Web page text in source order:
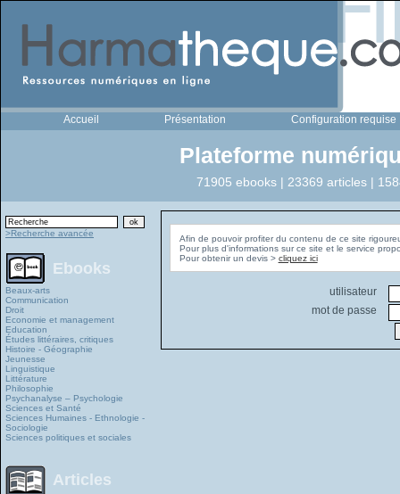
Accueil Présentation Configuration requise
Plateforme
71905 ebooks | 23369 articles |
>Recherche avancée
Ebooks
Beaux-arts
Communication
Droit
Economie et management
Education
Études littéraires, critiques
Histoire - Géographie
Jeunesse
Linguistique
Littérature
Philosophie
Psychanalyse – Psychologie
Sciences et Santé
Sciences Humaines - Ethnologie -
Sociologie
Sciences politiques et sociales
Articles
Afin de pouvoir profiter du contenu de ce site
Pour plus d'informations sur ce site et le service
Pour obtenir un devis > cliquez ici
utilisateur
mot de passe